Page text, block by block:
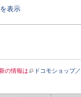
表示
の情報は ドコモショップ